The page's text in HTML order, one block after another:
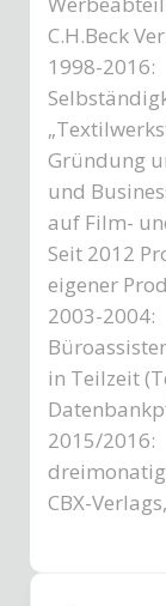
C.H.Beck
1998-2016:
Gründung
und
auf Film-
Seit 2012
eigener
2003-2004:
in Teilzeit
2015/2016:
CBX-